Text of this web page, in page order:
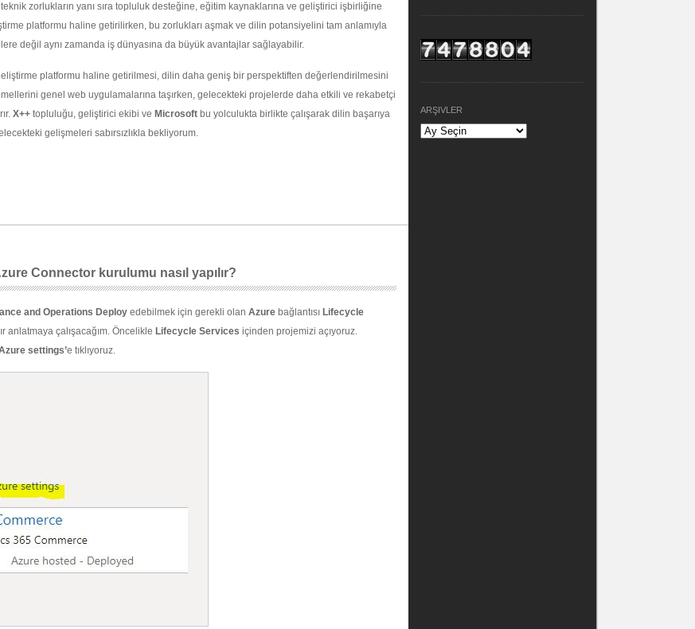
zorlukların yanı sıra topluluk desteğine, eğitim kaynaklarına ve geliştirici işbirliğine
platformu haline getirilirken, bu zorlukları aşmak ve dilin potansiyelini tam anlamıyla
değil aynı zamanda iş dünyasına da büyük avantajlar sağlayabilir.
platformu haline getirilmesi, dilin daha geniş bir perspektiften değerlendirilmesini
genel web uygulamalarına taşırken, gelecekteki projelerde daha etkili ve rekabetçi
X++ topluluğu, geliştirici ekibi ve Microsoft bu yolculukta birlikte çalışarak dilin başarıya
gelişmeleri sabırsızlıkla bekliyorum.
Connector kurulumu nasıl yapılır?
and Operations Deploy edebilmek için gerekli olan Azure bağlantısı Lifecycle
anlatmaya çalışacağım. Öncelikle Lifecycle Services içinden projemizi açıyoruz.
settings’e tıklıyoruz.
ARŞIVLER